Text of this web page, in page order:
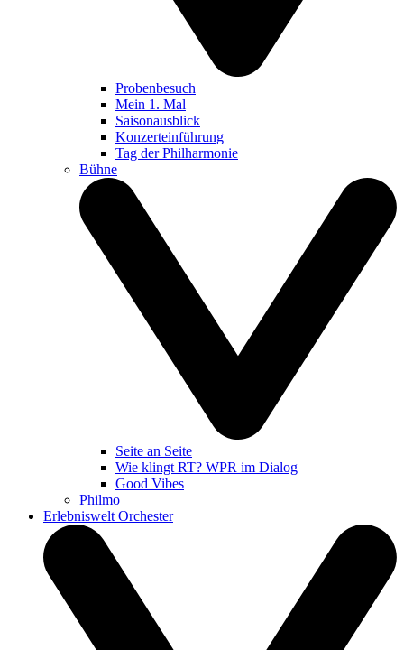
Probenbesuch
Mein 1. Mal
Saisonausblick
Konzerteinführung
Tag der Philharmonie
Bühne
Seite an Seite
Wie klingt RT? WPR im Dialog
Good Vibes
Philmo
Erlebniswelt Orchester